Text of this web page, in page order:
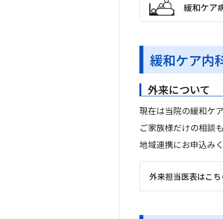
緩和ケア
緩和ケア内
外来について
現在は当院の緩和ケ
ご家族様だけの相談
地域連携にお申込み
外来担当医表はこ